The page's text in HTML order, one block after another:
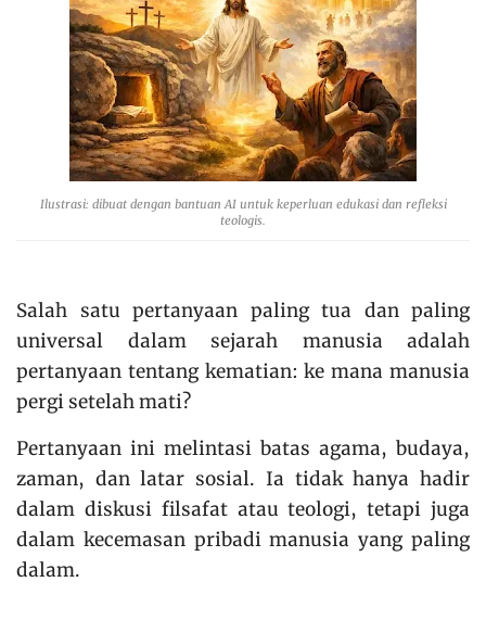
Ilustrasi: dibuat dengan bantuan AI untuk keperluan edukasi dan refleksi
teologis.
Salah satu pertanyaan paling tua dan paling
universal dalam sejarah manusia adalah
pertanyaan tentang kematian: ke mana manusia
pergi setelah mati?
Pertanyaan ini melintasi batas agama, budaya,
zaman, dan latar sosial. Ia tidak hanya hadir
dalam diskusi filsafat atau teologi, tetapi juga
dalam kecemasan pribadi manusia yang paling
dalam.